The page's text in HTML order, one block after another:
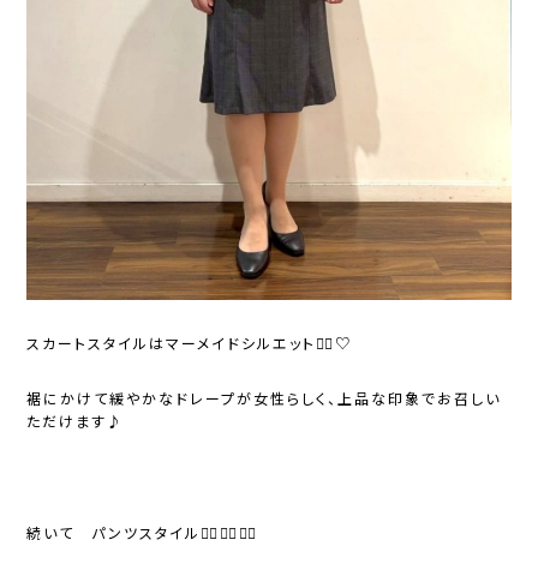
スカートスタイルはマーメイドシルエット🧜‍♀️♡
裾にかけて緩やかなドレープが女性らしく、上品な印象でお召しい
ただけます♪
続いて パンツスタイル💁‍♂️💁‍♂️💁‍♂️